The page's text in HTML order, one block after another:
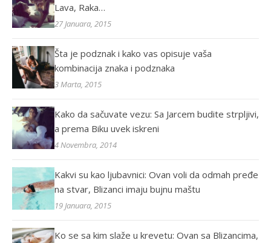
Lava, Raka…
27 Januara, 2015
Šta je podznak i kako vas opisuje vaša
kombinacija znaka i podznaka
3 Marta, 2015
Kako da sačuvate vezu: Sa Jarcem budite strpljivi,
a prema Biku uvek iskreni
4 Novembra, 2014
Kakvi su kao ljubavnici: Ovan voli da odmah pređe
na stvar, Blizanci imaju bujnu maštu
19 Januara, 2015
Ko se sa kim slaže u krevetu: Ovan sa Blizancima,